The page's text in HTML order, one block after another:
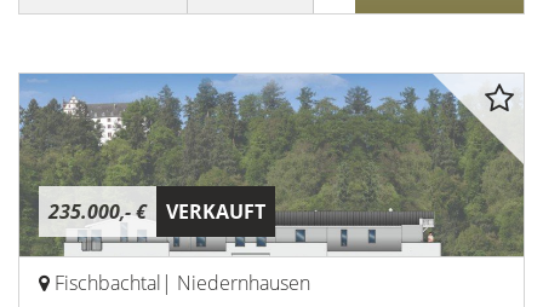
235.000,- € VERKAUFT
Fischbachtal| Niedernhausen